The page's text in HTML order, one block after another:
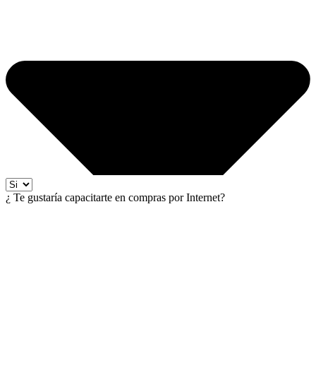
¿ Te gustaría capacitarte en compras por Internet?